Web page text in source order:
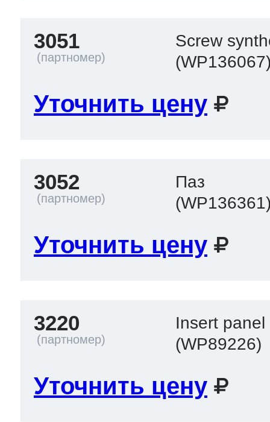
3051
Screw
Уточнить цену
3052
Паз
Уточнить цену
3220
Insert panel
(WP89226)
Уточнить цену